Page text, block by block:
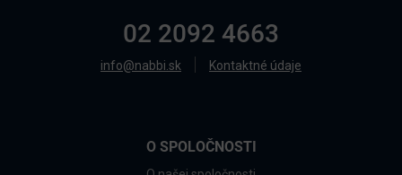
02 2092 4663
info@nabbi.sk Kontaktné údaje
O SPOLOČNOSTI